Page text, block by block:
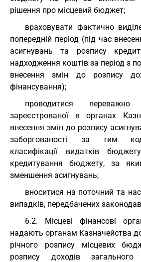
рішення про місцевий бюджет;
враховувати фактично
попередній період (під час
асигнувань та розпису
надходження коштів за період з
внесення змін до розпису
фінансування);
проводитися переважно
зареєстрованої в органах
внесення змін до розпису
заборгованості за тим
класифікації видатків
кредитування бюджету, за
зменшення асигнувань;
вноситися на поточний та
випадків, передбачених
6.2. Місцеві фінансові
надають органам Казначейства
річного розпису місцевих
розпису доходів